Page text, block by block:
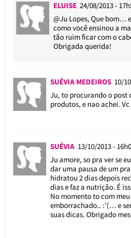
ELUISE24/08/2013 -
@Ju Lopes, Que bom…
como você ensinou a
tão ruim ficar com o
Obrigada querida!
SUÉVIA MEDEIROS 10/
Ju, to procurando o post
produtos, e nao achei.
SUÉVIA 13/10/2013 -
Ju amore, so pra ver se
dar uma pausa de um
hidratou 2 dias depois
dias e faz a nutrição. É
No momento to com
emborrachado.. :'(… e
suas dicas. Obrigado